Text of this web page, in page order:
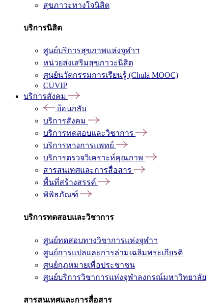
สุขภาวะทางใจนิสิต
บริการนิสิต
ศูนย์บริการสุขภาพแห่งจุฬาฯ
หน่วยส่งเสริมสุขภาวะนิสิต
ศูนย์นวัตกรรมการเรียนรู้ (Chula MOOC)
CUVIP
บริการสังคม
ย้อนกลับ
บริการสังคม
บริการทดสอบและวิชาการ
บริการทางการแพทย์
บริการตรวจวิเคราะห์คุณภาพ
สารสนเทศและการสื่อสาร
พื้นที่สร้างสรรค์
พิพิธภัณฑ์
บริการทดสอบและวิชาการ
ศูนย์ทดสอบทางวิชาการแห่งจุฬาฯ
ศูนย์การแปลและการล่ามเฉลิมพระเกียรติ
ศูนย์กฎหมายเพื่อประชาชน
ศูนย์บริการวิชาการแห่งจุฬาลงกรณ์มหาวิทยาลัย
สารสนเทศและการสื่อสาร